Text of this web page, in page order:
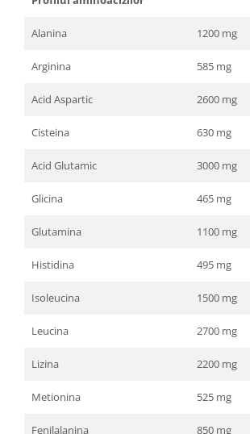
Alanina 1200 mg
Arginina 585 mg
Acid Aspartic 2600 mg
Cisteina 630 mg
Acid Glutamic 3000 mg
Glicina 465 mg
Glutamina 1100 mg
Histidina 495 mg
Isoleucina 1500 mg
Leucina 2700 mg
Lizina 2200 mg
Metionina 525 mg
Fenilalanina 850 mg